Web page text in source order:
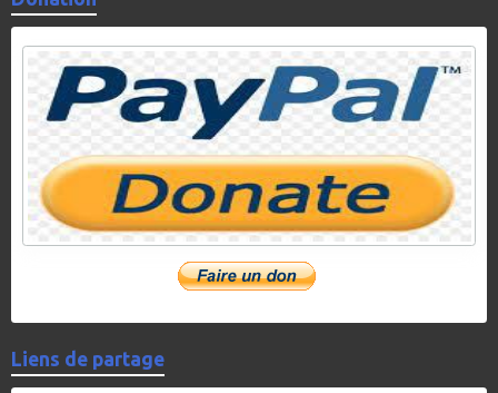
Liens de partage